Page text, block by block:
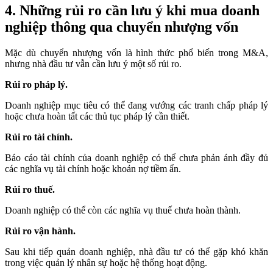
4. Những rủi ro cần lưu ý khi mua doanh
nghiệp thông qua chuyển nhượng vốn
Mặc dù chuyển nhượng vốn là hình thức phổ biến trong M&A,
nhưng nhà đầu tư vẫn cần lưu ý một số rủi ro.
Rủi ro pháp lý.
Doanh nghiệp mục tiêu có thể đang vướng các tranh chấp pháp lý
hoặc chưa hoàn tất các thủ tục pháp lý cần thiết.
Rủi ro tài chính.
Báo cáo tài chính của doanh nghiệp có thể chưa phản ánh đầy đủ
các nghĩa vụ tài chính hoặc khoản nợ tiềm ẩn.
Rủi ro thuế.
Doanh nghiệp có thể còn các nghĩa vụ thuế chưa hoàn thành.
Rủi ro vận hành.
Sau khi tiếp quản doanh nghiệp, nhà đầu tư có thể gặp khó khăn
trong việc quản lý nhân sự hoặc hệ thống hoạt động.